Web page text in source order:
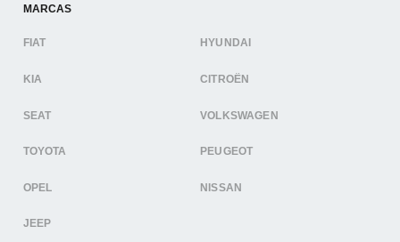
MARCAS
FIAT HYUNDAI
KIA CITROËN
SEAT VOLKSWAGEN
TOYOTA PEUGEOT
OPEL NISSAN
JEEP